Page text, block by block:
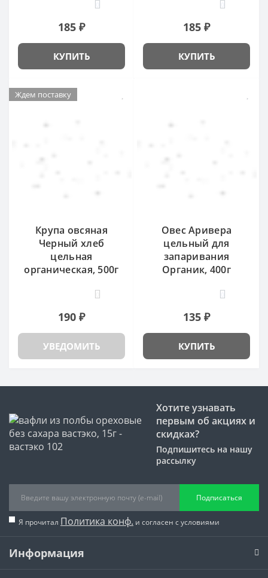
185 ₽
КУПИТЬ
185 ₽
КУПИТЬ
Ждем поставку
Крупа овсяная
Черный хлеб
цельная
органическая, 500г
190 ₽
УВЕДОМИТЬ
Овес Аривера
цельный для
запаривания
Органик, 400г
135 ₽
КУПИТЬ
Хотите узнавать
первым об акциях и
скидках?
Подпишитесь на нашу
рассылку
Подписаться
Я прочитал Политика конф. и согласен с условиями
Информация